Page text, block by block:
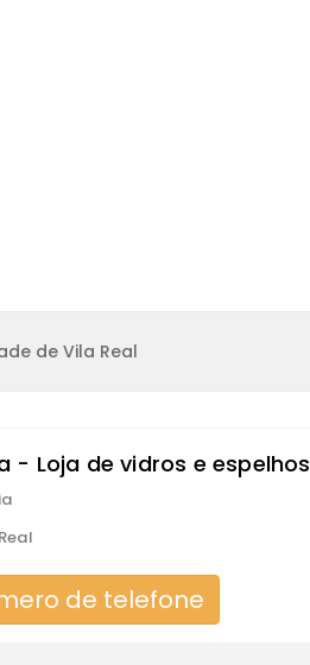
de Vila Real
- Loja de vidros e espelhos
de telefone